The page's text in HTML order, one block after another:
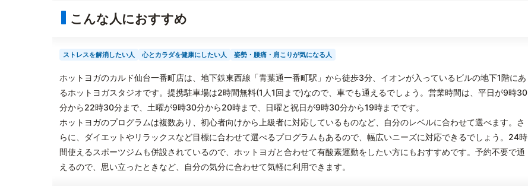
こんな人におすすめ
ストレスを解消したい人 心とカラダを健康にしたい人 姿勢・腰痛・肩こりが気になる人
ホットヨガのカルド仙台一番町店は、地下鉄東西線「青葉通一番町駅」から徒歩3分、イオンが入っているビルの地下1階にあ
るホットヨガスタジオです。提携駐車場は2時間無料(1人1回まで)なので、車でも通えるでしょう。営業時間は、平日が9時30
分から22時30分まで、土曜が9時30分から20時まで、日曜と祝日が9時30分から19時までです。
ホットヨガのプログラムは複数あり、初心者向けから上級者に対応しているものなど、自分のレベルに合わせて選べます。さ
らに、ダイエットやリラックスなど目標に合わせて選べるプログラムもあるので、幅広いニーズに対応できるでしょう。24時
間使えるスポーツジムも併設されているので、ホットヨガと合わせて有酸素運動をしたい方にもおすすめです。予約不要で通
えるので、思い立ったときなど、自分の気分に合わせて気軽に利用できます。